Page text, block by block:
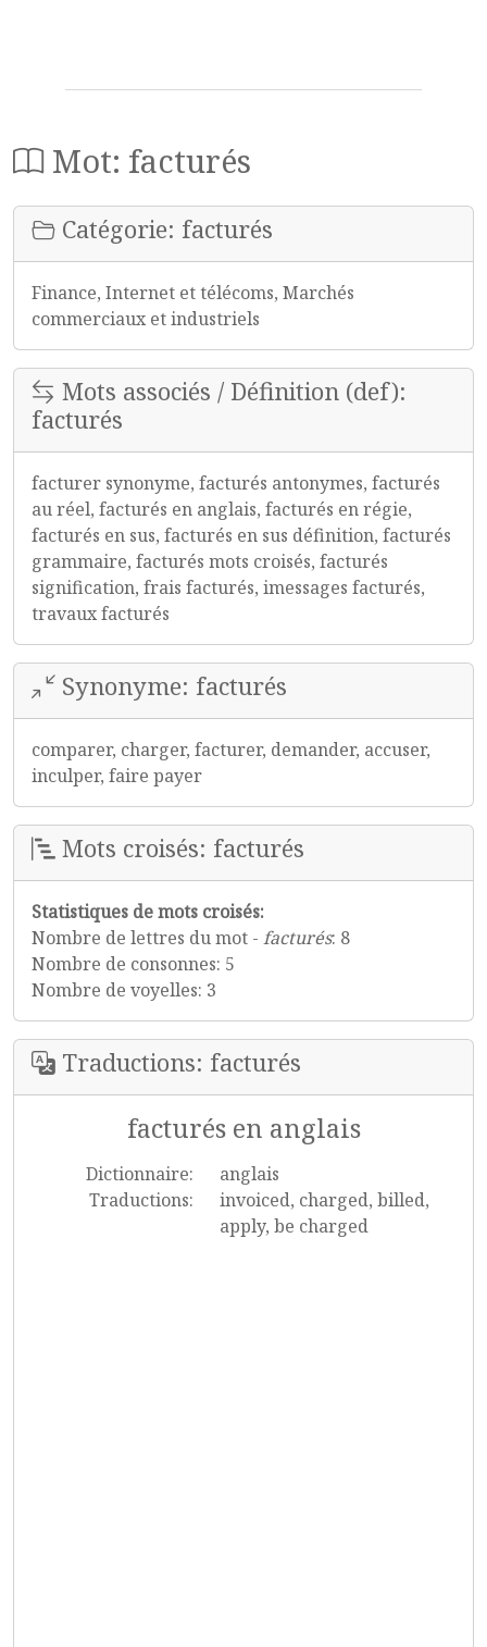
Mot: facturés
Catégorie: facturés
Finance, Internet et télécoms, Marchés
commerciaux et industriels
Mots associés / Définition (def):
facturés
facturer synonyme, facturés antonymes, facturés
au réel, facturés en anglais, facturés en régie,
facturés en sus, facturés en sus définition, facturés
grammaire, facturés mots croisés, facturés
signification, frais facturés, imessages facturés,
travaux facturés
Synonyme: facturés
comparer, charger, facturer, demander, accuser,
inculper, faire payer
Mots croisés: facturés
Statistiques de mots croisés:
Nombre de lettres du mot - facturés: 8
Nombre de consonnes: 5
Nombre de voyelles: 3
Traductions: facturés
facturés en anglais
Dictionnaire:
anglais
Traductions:
invoiced, charged, billed,
apply, be charged